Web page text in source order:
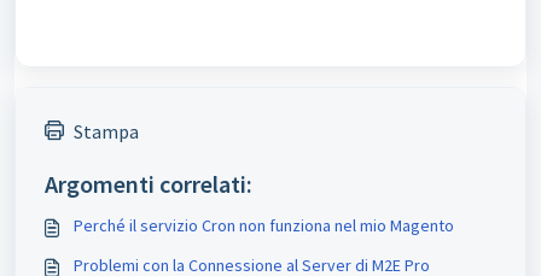
Stampa
Argomenti correlati:
Perché il servizio Cron non funziona nel mio Magento
Problemi con la Connessione al Server di M2E Pro